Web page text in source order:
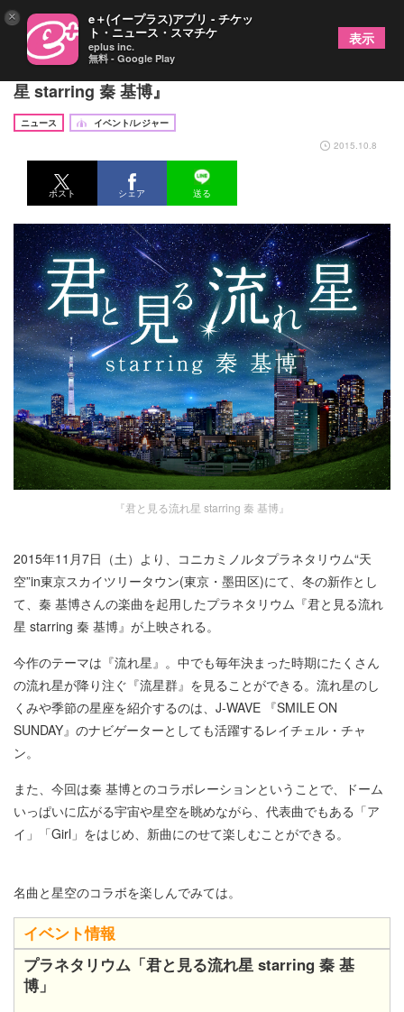
秦 基博の曲にのせて星空を楽しむ『君と見る流れ
星 starring 秦 基博』
ニュース
イベント/レジャー
2015.10.8
ポスト シェア 送る
『君と見る流れ星 starring 秦 基博』
2015年11月7日（土）より、コニカミノルタプラネタリウム“天
空”in東京スカイツリータウン(東京・墨田区)にて、冬の新作とし
て、秦 基博さんの楽曲を起用したプラネタリウム『君と見る流れ
星 starring 秦 基博』が上映される。
今作のテーマは『流れ星』。中でも毎年決まった時期にたくさん
の流れ星が降り注ぐ『流星群』を見ることができる。流れ星のし
くみや季節の星座を紹介するのは、J-WAVE 『SMILE ON
SUNDAY』のナビゲーターとしても活躍するレイチェル・チャ
ン。
また、今回は秦 基博とのコラボレーションということで、ドーム
いっぱいに広がる宇宙や星空を眺めながら、代表曲でもある「ア
イ」「Girl」をはじめ、新曲にのせて楽しむことができる。
名曲と星空のコラボを楽しんでみては。
イベント情報
プラネタリウム「君と見る流れ星 starring 秦 基
博」
× e＋(イープラス)アプリ - チケッ
ト・ニュース・スマチケ
eplus inc.
無料 - Google Play
表示